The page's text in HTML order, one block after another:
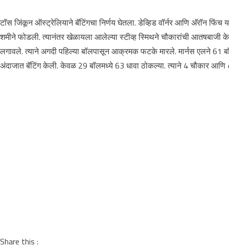
टॉस जिंकून ऑस्ट्रेलियाने बॅटिंगचा निर्णय घेतला. डेव्हिड वॉर्नर आणि अ‌ॅरॉन फिंच
शमीने फोडली. त्यानंतर खेळायला आलेल्या स्टीव्ह स्मिथने चौकारांची
लगावले. त्याने अगदी पहिल्या बॉलपासून आक्रमक फटके मारले. मार्नस एलने
अंदाजात बॅटिंग केली. केवळ 29 बॉलमध्ये 63 धावा ठोकल्या. त्याने 4 चौकार
Share this :